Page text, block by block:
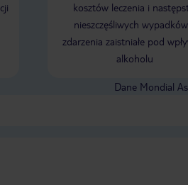
kosztów leczenia i
nieszczęśliwych
zdarzenia zaistniałe pod
alkoholu
Dane Mondial